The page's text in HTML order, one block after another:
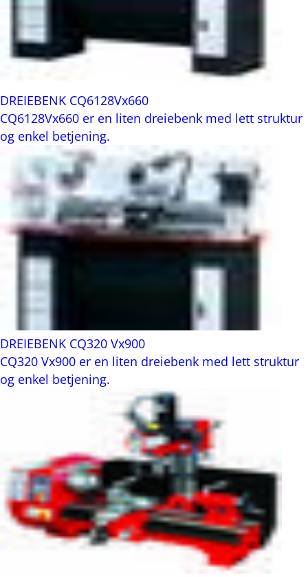
DREIEBENK CQ6128Vx660
CQ6128Vx660 er en liten dreiebenk med lett struktur
og enkel betjening.
DREIEBENK CQ320 Vx900
CQ320 Vx900 er en liten dreiebenk med lett struktur
og enkel betjening.